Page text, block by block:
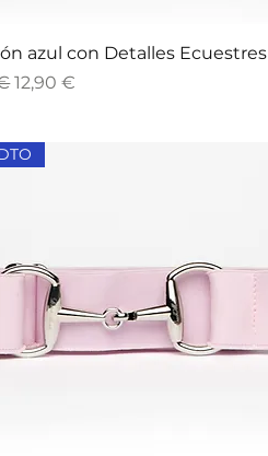
Vista rápida
azul con Detalles Ecuestres
Precio de oferta
12,90 €